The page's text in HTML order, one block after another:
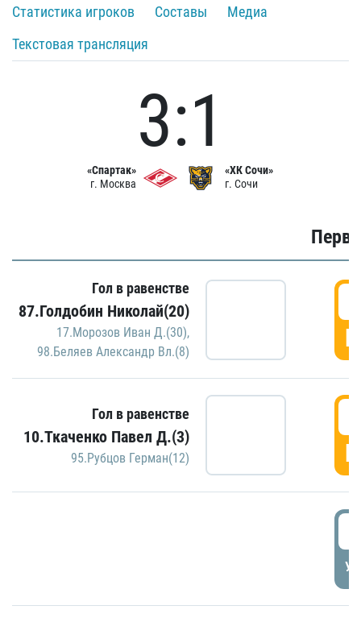
Статистика игроков
Составы
Медиа
Текстовая трансляция
«Спартак»
г. Москва
3:1
«ХК Сочи»
г. Сочи
Гол в равенстве
87.Голдобин Николай(20)
17.Морозов Иван Д.(30),
98.Беляев Александр Вл.(8)
Гол в равенстве
10.Ткаченко Павел Д.(3)
95.Рубцов Герман(12)